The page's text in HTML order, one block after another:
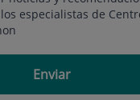
especialistas de
Enviar